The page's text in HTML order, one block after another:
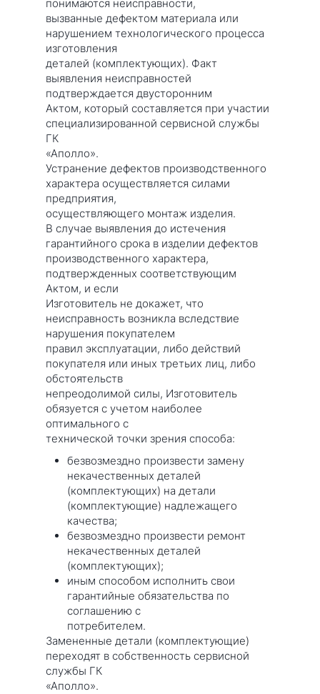
понимаются неисправности,
вызванные дефектом материала или
нарушением технологического процесса
изготовления
деталей (комплектующих). Факт
выявления неисправностей
подтверждается двусторонним
Актом, который составляется при участии
специализированной сервисной службы
ГК
«Аполло».
Устранение дефектов производственного
характера осуществляется силами
предприятия,
осуществляющего монтаж изделия.
В случае выявления до истечения
гарантийного срока в изделии дефектов
производственного характера,
подтвержденных соответствующим
Актом, и если
Изготовитель не докажет, что
неисправность возникла вследствие
нарушения покупателем
правил эксплуатации, либо действий
покупателя или иных третьих лиц, либо
обстоятельств
непреодолимой силы, Изготовитель
обязуется с учетом наиболее
оптимального с
технической точки зрения способа:
безвозмездно произвести замену
некачественных деталей
(комплектующих) на детали
(комплектующие) надлежащего
качества;
безвозмездно произвести ремонт
некачественных деталей
(комплектующих);
иным способом исполнить свои
гарантийные обязательства по
соглашению с
потребителем.
Замененные детали (комплектующие)
переходят в собственность сервисной
службы ГК
«Аполло».